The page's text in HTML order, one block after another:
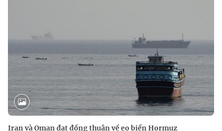
Iran và Oman đạt đồng thuận về eo biển Hormuz